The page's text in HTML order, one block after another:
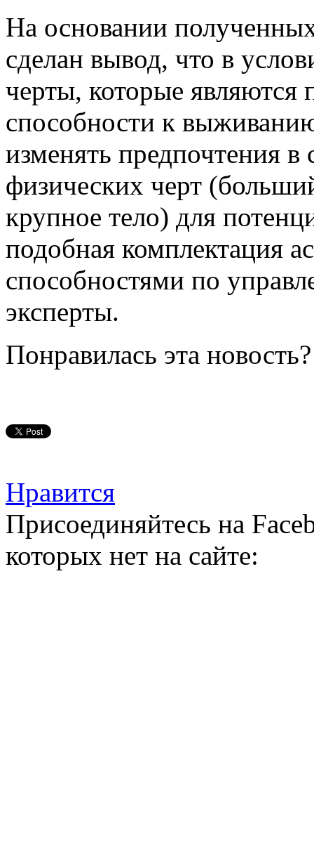
На основании
сделан вывод, что в
черты, которые
способности к
изменять предпочтения
физических черт
крупное тело) для
подобная комплектация
способностями по
эксперты.
Понравилась эта
Нравится
Присоединяйтесь на
которых нет на сайте: